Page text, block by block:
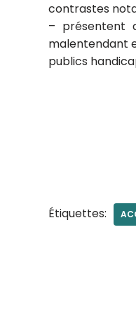
contrastes
– présentent
malentendant
publics
Étiquettes: